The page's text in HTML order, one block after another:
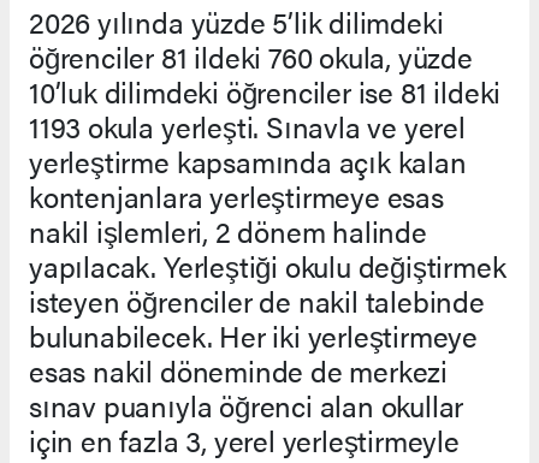
2026 yılında yüzde 5’lik dilimdeki
öğrenciler 81 ildeki 760 okula, yüzde
10’luk dilimdeki öğrenciler ise 81 ildeki
1193 okula yerleşti. Sınavla ve yerel
yerleştirme kapsamında açık kalan
kontenjanlara yerleştirmeye esas
nakil işlemleri, 2 dönem halinde
yapılacak. Yerleştiği okulu değiştirmek
isteyen öğrenciler de nakil talebinde
bulunabilecek. Her iki yerleştirmeye
esas nakil döneminde de merkezi
sınav puanıyla öğrenci alan okullar
için en fazla 3, yerel yerleştirmeyle